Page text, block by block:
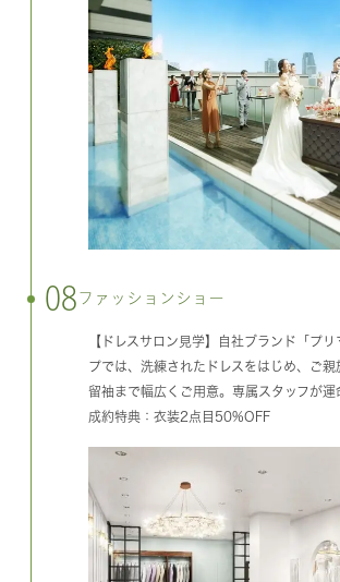
08 ファッションショー
【ドレスサロン見学】自社ブランド「プ
プでは、洗練されたドレスをはじめ、ご
留袖まで幅広くご用意。専属スタッフが
成約特典：衣装2点目50%OFF